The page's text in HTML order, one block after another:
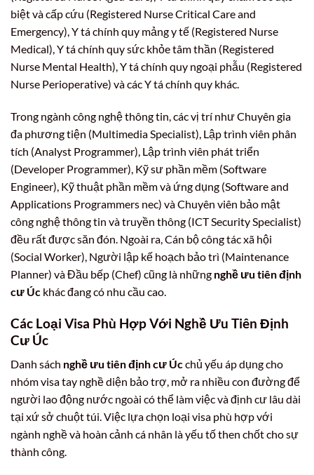
biệt và cấp cứu (Registered Nurse Critical Care and
Emergency), Y tá chính quy mảng y tế (Registered Nurse
Medical), Y tá chính quy sức khỏe tâm thần (Registered
Nurse Mental Health), Y tá chính quy ngoại phẫu (Registered
Nurse Perioperative) và các Y tá chính quy khác.
Trong ngành công nghệ thông tin, các vị trí như Chuyên gia
đa phương tiện (Multimedia Specialist), Lập trình viên phân
tích (Analyst Programmer), Lập trình viên phát triển
(Developer Programmer), Kỹ sư phần mềm (Software
Engineer), Kỹ thuật phần mềm và ứng dụng (Software and
Applications Programmers nec) và Chuyên viên bảo mật
công nghệ thông tin và truyền thông (ICT Security Specialist)
đều rất được săn đón. Ngoài ra, Cán bộ công tác xã hội
(Social Worker), Người lập kế hoạch bảo trì (Maintenance
Planner) và Đầu bếp (Chef) cũng là những nghề ưu tiên định
cư Úc khác đang có nhu cầu cao.
Các Loại Visa Phù Hợp Với Nghề Ưu Tiên Định
Cư Úc
Danh sách nghề ưu tiên định cư Úcchủ yếu áp dụng cho
nhóm visa tay nghề diện bảo trợ, mở ra nhiều con đường để
người lao động nước ngoài có thể làm việc và định cư lâu dài
tại xứ sở chuột túi. Việc lựa chọn loại visa phù hợp với
ngành nghề và hoàn cảnh cá nhân là yếu tố then chốt cho sự
thành công.